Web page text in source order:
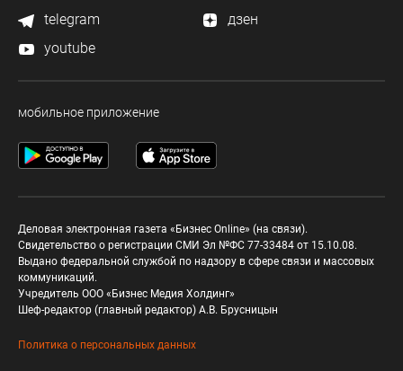
telegram
дзен
youtube
мобильное приложение
Деловая электронная газета «Бизнес Online» (на связи).
Свидетельство о регистрации СМИ Эл №ФС 77-33484 от 15.10.08.
Выдано федеральной службой по надзору в сфере связи и массовых
коммуникаций.
Учредитель ООО «Бизнес Медия Холдинг»
Шеф-редактор (главный редактор) А.В. Брусницын
Политика о персональных данных